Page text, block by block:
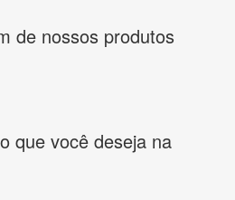
de nossos produtos
que você deseja na